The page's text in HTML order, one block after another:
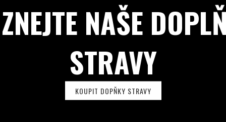
NAŠE
STRAVY
KOUPIT DOPŇKY STRAVY